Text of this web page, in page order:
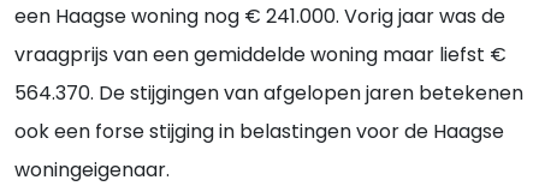
een Haagse woning nog € 241.000. Vorig jaar was de
vraagprijs van een gemiddelde woning maar liefst €
564.370. De stijgingen van afgelopen jaren betekenen
ook een forse stijging in belastingen voor de Haagse
woningeigenaar.